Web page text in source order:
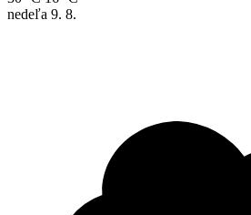
nedeľa 9. 8.